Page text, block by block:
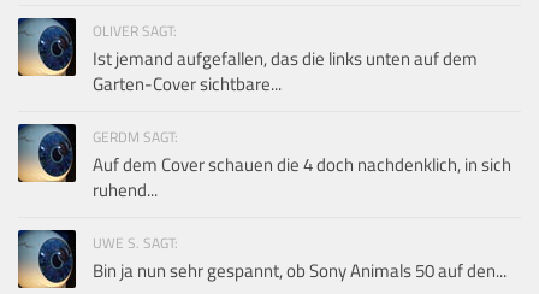
OLIVER SAGT:
Ist jemand aufgefallen, das die links unten auf dem
Garten-Cover sichtbare...
GERDM SAGT:
Auf dem Cover schauen die 4 doch nachdenklich, in sich
ruhend...
UWE S. SAGT:
Bin ja nun sehr gespannt, ob Sony Animals 50 auf den...